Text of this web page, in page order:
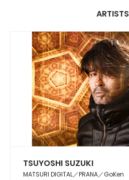
ARTISTS
TSUYOSHI SUZUKI
MATSURI DIGITAL／PRANA／GoKen